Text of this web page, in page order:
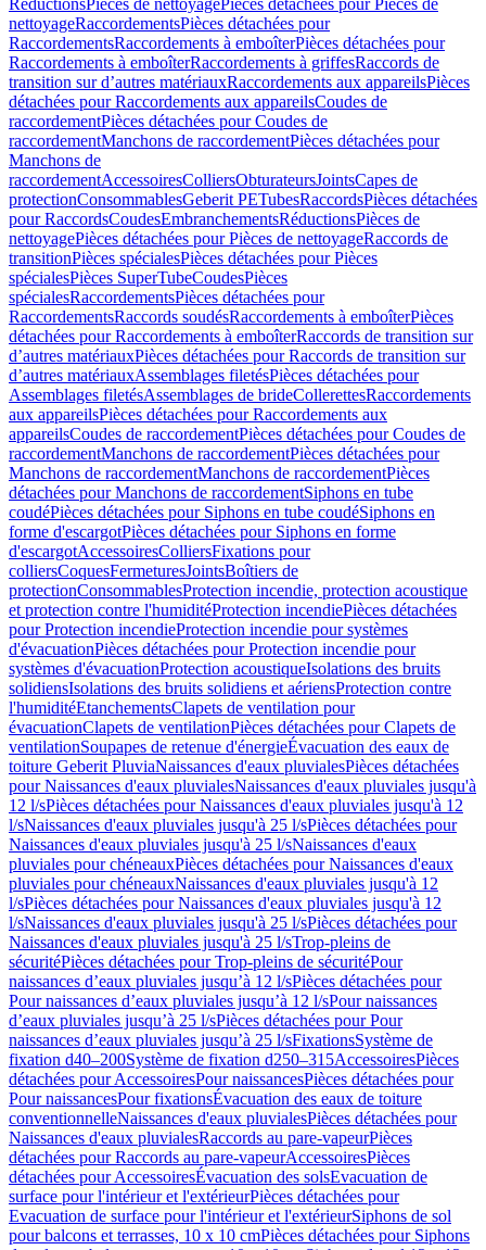
RéductionsPièces de nettoyagePièces détachées pour Pièces de
nettoyageRaccordementsPièces détachées pour
RaccordementsRaccordements à emboîterPièces détachées pour
Raccordements à emboîterRaccordements à griffesRaccords de
transition sur d’autres matériauxRaccordements aux appareilsPièces
détachées pour Raccordements aux appareilsCoudes de
raccordementPièces détachées pour Coudes de
raccordementManchons de raccordementPièces détachées pour
Manchons de
raccordementAccessoiresColliersObturateursJointsCapes de
protectionConsommablesGeberit PETubesRaccordsPièces détachées
pour RaccordsCoudesEmbranchementsRéductionsPièces de
nettoyagePièces détachées pour Pièces de nettoyageRaccords de
transitionPièces spécialesPièces détachées pour Pièces
spécialesPièces SuperTubeCoudesPièces
spécialesRaccordementsPièces détachées pour
RaccordementsRaccords soudésRaccordements à emboîterPièces
détachées pour Raccordements à emboîterRaccords de transition sur
d’autres matériauxPièces détachées pour Raccords de transition sur
d’autres matériauxAssemblages filetésPièces détachées pour
Assemblages filetésAssemblages de brideCollerettesRaccordements
aux appareilsPièces détachées pour Raccordements aux
appareilsCoudes de raccordementPièces détachées pour Coudes de
raccordementManchons de raccordementPièces détachées pour
Manchons de raccordementManchons de raccordementPièces
détachées pour Manchons de raccordementSiphons en tube
coudéPièces détachées pour Siphons en tube coudéSiphons en
forme d'escargotPièces détachées pour Siphons en forme
d'escargotAccessoiresColliersFixations pour
colliersCoquesFermeturesJointsBoîtiers de
protectionConsommablesProtection incendie, protection acoustique
et protection contre l'humiditéProtection incendiePièces détachées
pour Protection incendieProtection incendie pour systèmes
d'évacuationPièces détachées pour Protection incendie pour
systèmes d'évacuationProtection acoustiqueIsolations des bruits
solidiensIsolations des bruits solidiens et aériensProtection contre
l'humiditéEtanchementsClapets de ventilation pour
évacuationClapets de ventilationPièces détachées pour Clapets de
ventilationSoupapes de retenue d'énergieÉvacuation des eaux de
toiture Geberit PluviaNaissances d'eaux pluvialesPièces détachées
pour Naissances d'eaux pluvialesNaissances d'eaux pluviales jusqu'à
12 l/sPièces détachées pour Naissances d'eaux pluviales jusqu'à 12
l/sNaissances d'eaux pluviales jusqu'à 25 l/sPièces détachées pour
Naissances d'eaux pluviales jusqu'à 25 l/sNaissances d'eaux
pluviales pour chéneauxPièces détachées pour Naissances d'eaux
pluviales pour chéneauxNaissances d'eaux pluviales jusqu'à 12
l/sPièces détachées pour Naissances d'eaux pluviales jusqu'à 12
l/sNaissances d'eaux pluviales jusqu'à 25 l/sPièces détachées pour
Naissances d'eaux pluviales jusqu'à 25 l/sTrop-pleins de
sécuritéPièces détachées pour Trop-pleins de sécuritéPour
naissances d’eaux pluviales jusqu’à 12 l/sPièces détachées pour
Pour naissances d’eaux pluviales jusqu’à 12 l/sPour naissances
d’eaux pluviales jusqu’à 25 l/sPièces détachées pour Pour
naissances d’eaux pluviales jusqu’à 25 l/sFixationsSystème de
fixation d40–200Système de fixation d250–315AccessoiresPièces
détachées pour AccessoiresPour naissancesPièces détachées pour
Pour naissancesPour fixationsÉvacuation des eaux de toiture
conventionnelleNaissances d'eaux pluvialesPièces détachées pour
Naissances d'eaux pluvialesRaccords au pare-vapeurPièces
détachées pour Raccords au pare-vapeurAccessoiresPièces
détachées pour AccessoiresÉvacuation des solsEvacuation de
surface pour l'intérieur et l'extérieurPièces détachées pour
Evacuation de surface pour l'intérieur et l'extérieurSiphons de sol
pour balcons et terrasses, 10 x 10 cmPièces détachées pour Siphons